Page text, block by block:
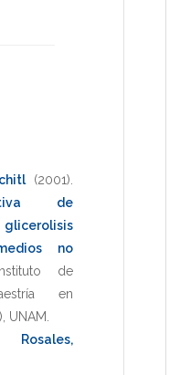
(2001)
de
no
de
en
UNAM
Rosales,